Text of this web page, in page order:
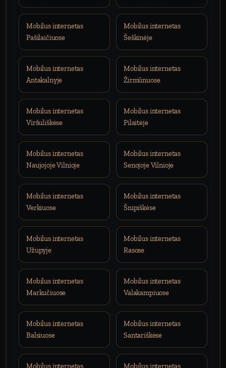
Mobilus internetas
Pašilaičiuose
Mobilus internetas
Šeškinėje
Mobilus internetas
Antakalnyje
Mobilus internetas
Žirmūnuose
Mobilus internetas
Viršuliškėse
Mobilus internetas
Pilaitėje
Mobilus internetas
Naujojoje Vilnioje
Mobilus internetas
Senojoje Vilnioje
Mobilus internetas
Verkiuose
Mobilus internetas
Šnipiškėse
Mobilus internetas
Užupyje
Mobilus internetas
Rasose
Mobilus internetas
Markučiuose
Mobilus internetas
Valakampiuose
Mobilus internetas
Balsiuose
Mobilus internetas
Santariškėse
Mobilus internetas Mobilus internetas